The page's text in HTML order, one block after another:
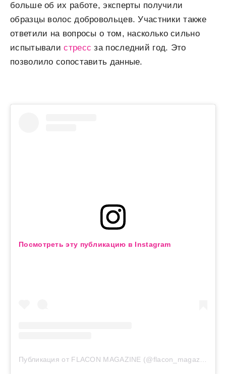
больше об их работе, эксперты получили
образцы волос добровольцев. Участники также
ответили на вопросы о том, насколько сильно
испытывалистресс за последний год. Это
позволило сопоставить данные.
Посмотреть эту публикацию в Instagram